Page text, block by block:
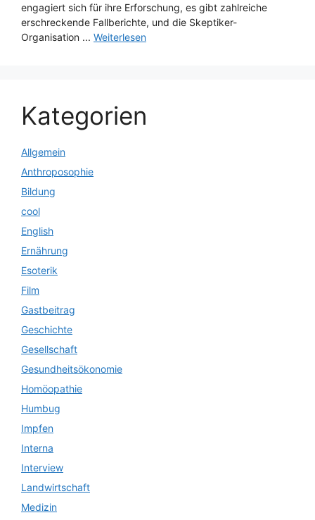
engagiert sich für ihre Erforschung, es gibt zahlreiche
erschreckende Fallberichte, und die Skeptiker-
Organisation ... Weiterlesen
Kategorien
Allgemein
Anthroposophie
Bildung
cool
English
Ernährung
Esoterik
Film
Gastbeitrag
Geschichte
Gesellschaft
Gesundheitsökonomie
Homöopathie
Humbug
Impfen
Interna
Interview
Landwirtschaft
Medizin